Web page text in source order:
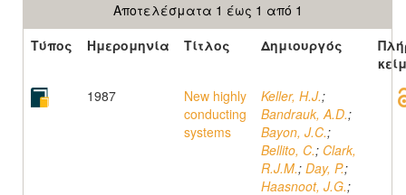
Αποτελέσματα 1 έως 1 από 1
Τύπος
Ημερομηνία Τίτλος Δημιουργός
1987
New highly
conducting
systems
Keller, H.J.;
Bandrauk, A.D.;
Bayon, J.C.;
Bellito, C.; Clark,
R.J.M.; Day, P.;
Haasnoot, J.G.;